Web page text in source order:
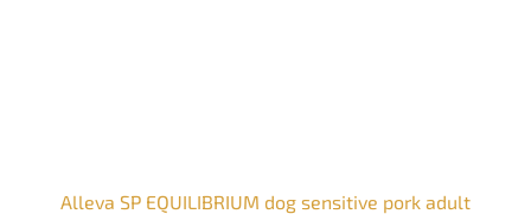
Alleva SP EQUILIBRIUM dog sensitive pork adult